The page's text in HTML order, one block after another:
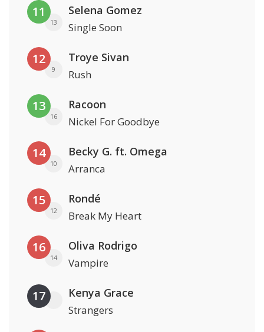
11
13
Selena Gomez
Single Soon
12
9
Troye Sivan
Rush
13
16
Racoon
Nickel For Goodbye
14
10
Becky G. ft. Omega
Arranca
15
12
Rondé
Break My Heart
16
14
Oliva Rodrigo
Vampire
17 Kenya Grace
Strangers